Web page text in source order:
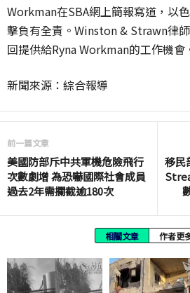
Workman在SBA網上簡報寫道，以
擊負有全責。Winston & Strawn律
回提供給Ryna Workman的工作機會
新聞來源：綜合報導
前一篇文章
美國防部斥中共軍機危險飛行
次數劇增 為恐嚇國際社會成員
過去2年需攔截逾180次
移民
相關文章 作者更